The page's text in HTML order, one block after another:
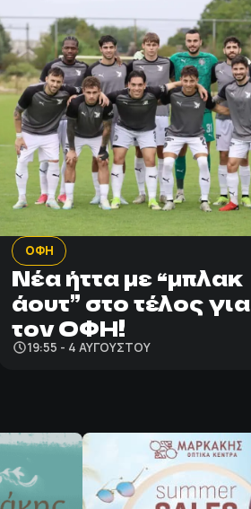
ΟΦΗ
Νέα ήττα με “μπλακ
άουτ” στο τέλος για
τον ΟΦΗ!
19:55 - 4 ΑΥΓΟΎΣΤΟΥ